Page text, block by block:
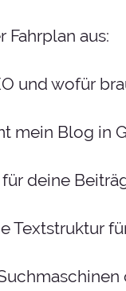
Fahrplan aus:
und wofür
mein Blog in
deine
Textstruktur